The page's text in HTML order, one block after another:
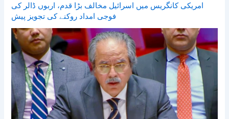
امریکی کانگریس میں اسرائیل مخالف بڑا قدم، اربوں ڈالر کی
فوجی امداد روکنے کی تجویز پیش